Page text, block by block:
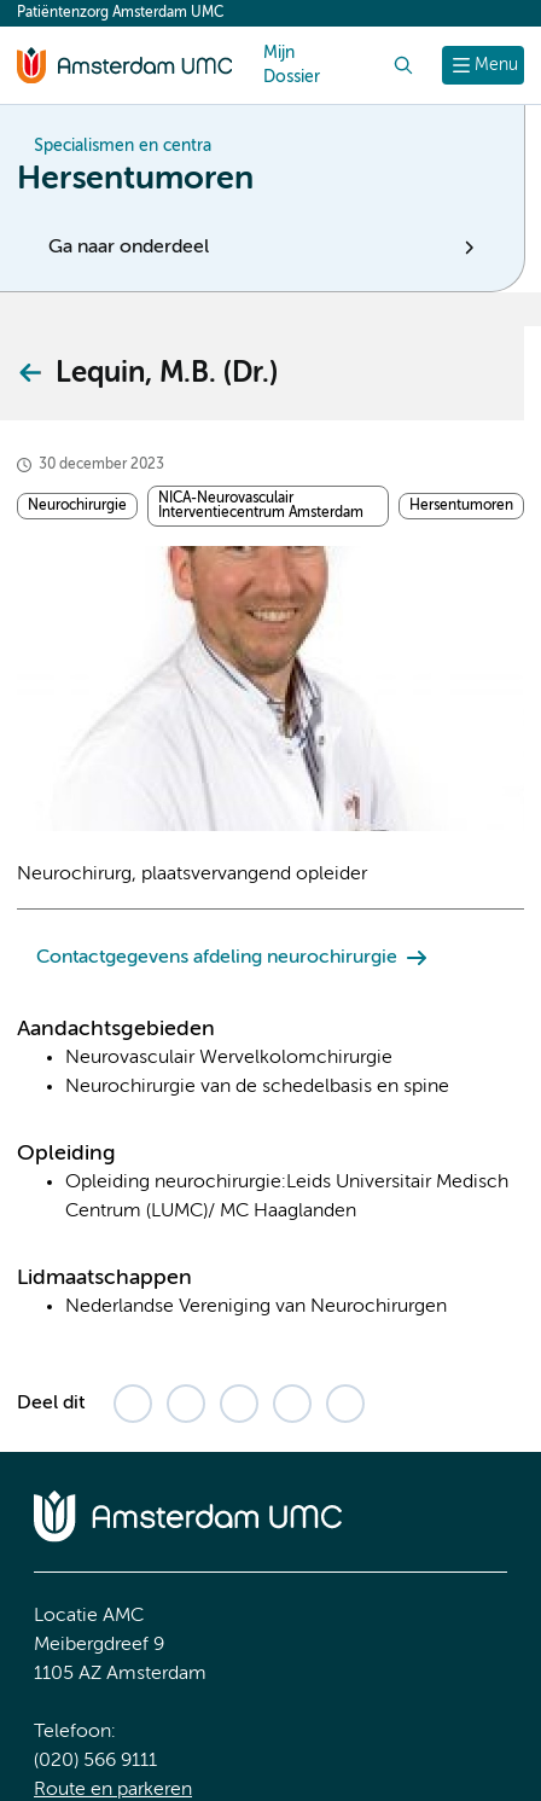
content
Menu
Patiëntenzorg Amsterdam UMC
Mijn
Dossier
Specialismen en centra
Hersentumoren
Ga naar onderdeel
Lequin, M.B. (Dr.)
30 december 2023
Neurochirurgie
NICA-Neurovasculair
Interventiecentrum Amsterdam
Hersentumoren
Neurochirurg, plaatsvervangend opleider
Contactgegevens afdeling neurochirurgie
Aandachtsgebieden
Neurovasculair Wervelkolomchirurgie
Neurochirurgie van de schedelbasis en spine
Opleiding
Opleiding neurochirurgie:Leids Universitair Medisch
Centrum (LUMC)/ MC Haaglanden
Lidmaatschappen
Nederlandse Vereniging van Neurochirurgen
Deel dit
Locatie AMC
Meibergdreef 9
1105 AZ Amsterdam
Telefoon:
(020) 566 9111
Route en parkeren